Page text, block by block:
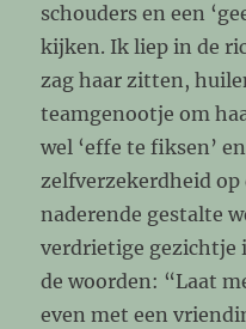
schouders en een
kijken. Ik liep in de
zag haar zitten,
teamgenootje om
wel ‘effe te fiksen’
zelfverzekerdheid op
naderende gestalte
verdrietige gezichtje
de woorden: “Laat
even met een